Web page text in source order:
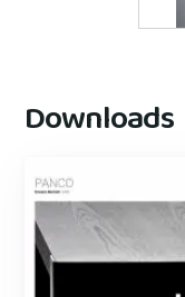
Downloads